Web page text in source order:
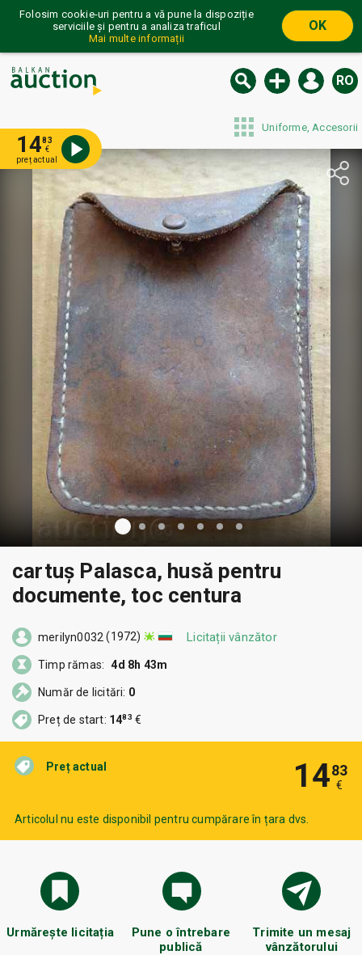
Folosim cookie-uri pentru a vă pune la dispoziție
serviciile și pentru a analiza traficul
Mai multe informații
OK
RO
Uniforme, Accesorii
1483
€
preț actual
cartuș Palasca, husă pentru
documente, toc centura
Preț actual 1483
€
Articolul nu este disponibil pentru cumpărare în țara dvs.
Urmărește licitația
Pune o întrebare
publică
Trimite un mesaj
vânzătorului
merilyn0032 (1972) Licitații vânzător
Timp rămas: 4d 8h 43m
Număr de licitări: 0
Preț de start: 1483 €